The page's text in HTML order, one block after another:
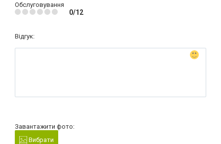
Обслуговування
0/12
Відгук:
Завантажити фото:
Вибрати